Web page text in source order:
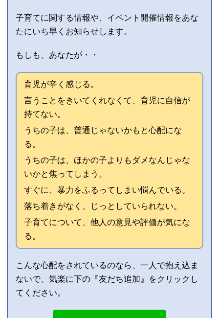
子育てに関する情報や、イベント開催情報をあな
たにいち早くお知らせします。
もしも、あなたが・・
育児が辛く感じる。
言うことをきいてくれなくて、育児に自信が
持てない。
うちの子は、普通じゃないかもと心配にな
る。
うちの子は、ほかの子よりもダメなんじゃな
いかと焦ってしまう。
すぐに、暴力をふるってしまい悩んでいる。
落ち着きがなく、じっとしていられない。
子育てについて、他人の意見や評価が気にな
る。
こんな心配をされているのなら、一人で抱え込ま
ないで、気楽に下の『友だち追加』をクリックし
てください。